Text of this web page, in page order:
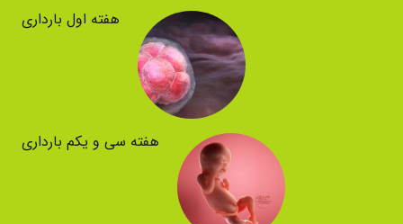
هفته اول بارداری
هفته سی و یکم بارداری